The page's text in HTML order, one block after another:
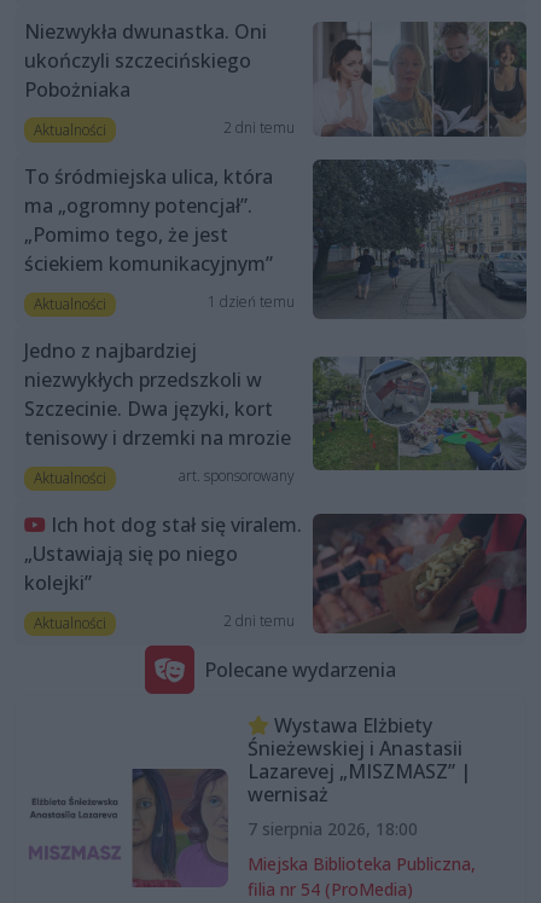
Niezwykła dwunastka. Oni
ukończyli szczecińskiego
Pobożniaka
Aktualności 2 dni temu
To śródmiejska ulica, która
ma „ogromny potencjał”.
„Pomimo tego, że jest
ściekiem komunikacyjnym”
Aktualności 1 dzień temu
Jedno z najbardziej
niezwykłych przedszkoli w
Szczecinie. Dwa języki, kort
tenisowy i drzemki na mrozie
Aktualności art. sponsorowany
Ich hot dog stał się viralem.
„Ustawiają się po niego
kolejki”
Aktualności 2 dni temu
Polecane wydarzenia
Wystawa Elżbiety
Śnieżewskiej i Anastasii
Lazarevej „MISZMASZ” |
wernisaż
7 sierpnia 2026, 18:00
Miejska Biblioteka Publiczna,
filia nr 54 (ProMedia)